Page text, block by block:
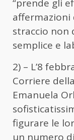
“prende gli
affermazioni
straccio non
semplice e
2) – L’8
Corriere
Emanuela
figurare le
un numero